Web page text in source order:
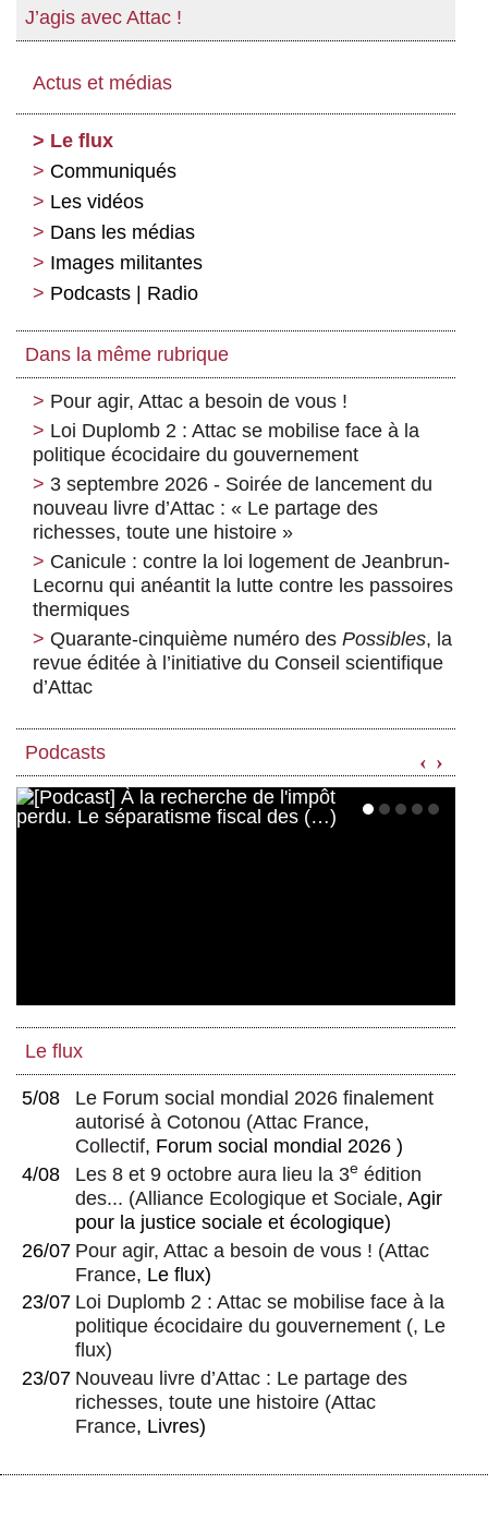
J’agis avec Attac !
Actus et médias
Le flux
Communiqués
Les vidéos
Dans les médias
Images militantes
Podcasts | Radio
Dans la même rubrique
Pour agir, Attac a besoin de vous !
Loi Duplomb 2 : Attac se mobilise face à la
politique écocidaire du gouvernement
3 septembre 2026 - Soirée de lancement du
nouveau livre d’Attac : « Le partage des
richesses, toute une histoire »
Canicule : contre la loi logement de Jeanbrun-
Lecornu qui anéantit la lutte contre les passoires
thermiques
Quarante-cinquième numéro des Possibles, la
revue éditée à l’initiative du Conseil scientifique
d’Attac
Podcasts ‹ ›
Le flux
5/08
Le Forum social mondial 2026 finalement
autorisé à Cotonou (Attac France,
Collectif, Forum social mondial 2026 )
4/08
Les 8 et 9 octobre aura lieu la 3e édition
des... (Alliance Ecologique et Sociale, Agir
pour la justice sociale et écologique)
26/07 Pour agir, Attac a besoin de vous ! (Attac
France, Le flux)
23/07 Loi Duplomb 2 : Attac se mobilise face à la
politique écocidaire du gouvernement (, Le
flux)
23/07 Nouveau livre d’Attac : Le partage des
richesses, toute une histoire (Attac
France, Livres)